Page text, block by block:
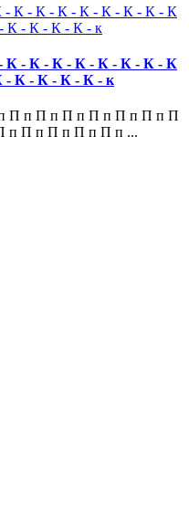
К - К - К - К - К - К - К - К
- К - К - К - К - к
П п П п П п П п П п П п П
п П п П п П п П п ...